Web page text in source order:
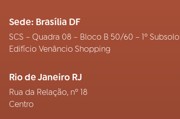
Sede: Brasília DF
SCS – Quadra 08 – Bloco B 50/60 – 1º Subsolo
Edifício Venâncio Shopping
Rio de Janeiro RJ
Rua da Relação, nº 18
Centro